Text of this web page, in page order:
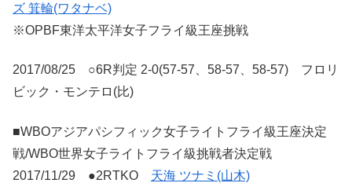
ズ 箕輪(ワタナベ)
※OPBF東洋太平洋女子フライ級王座挑戦
2017/08/25 ○6R判定 2-0(57-57、58-57、58-57) フロリ
ビック・モンテロ(比)
■WBOアジアパシフィック女子ライトフライ級王座決定
戦/WBO世界女子ライトフライ級挑戦者決定戦
2017/11/29 ●2RTKO 天海 ツナミ(山木)